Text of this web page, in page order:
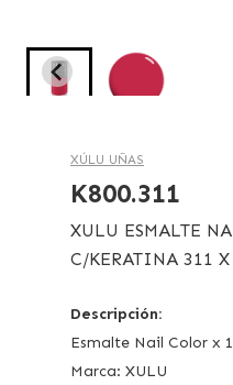
XÚLU UÑAS
K800.311
XULU ESMALTE
C/KERATINA 311
Descripción:
Esmalte Nail Color x
Marca: XULU